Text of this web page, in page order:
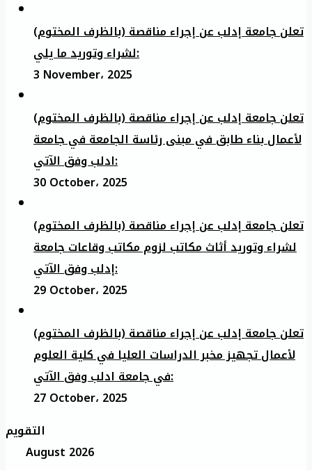
تعلن جامعة إدلب عن إجراء مناقصة (بالظرف المختوم)
لشراء وتوريد ما يلي:
3 November، 2025
تعلن جامعة إدلب عن إجراء مناقصة (بالظرف المختوم)
لأعمال بناء طابق في مبنى رئاسة الجامعة في جامعة
ادلب وفق الآتي:
30 October، 2025
تعلن جامعة إدلب عن إجراء مناقصة (بالظرف المختوم)
لشراء وتوريد أثاث مكاتب لزوم مكاتب وقاعات جامعة
إدلب وفق الآتي:
29 October، 2025
تعلن جامعة إدلب عن إجراء مناقصة (بالظرف المختوم)
لأعمال تجهيز مخبر الدراسات العليا في كلية العلوم
في جامعة ادلب وفق الآتي:
27 October، 2025
التقويم
August 2026